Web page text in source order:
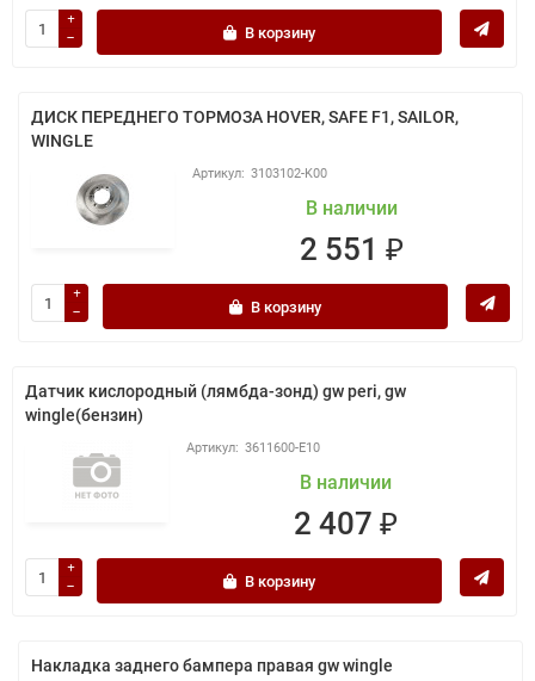
В корзину
ДИСК ПЕРЕДНЕГО ТОРМОЗА HOVER, SAFE F1, SAILOR,
WINGLE
3103102-K00
В наличии
2 551 ₽
В корзину
Датчик кислородный (лямбда-зонд) gw peri, gw
wingle(бензин)
3611600-E10
В наличии
2 407 ₽
В корзину
Накладка заднего бампера правая gw wingle